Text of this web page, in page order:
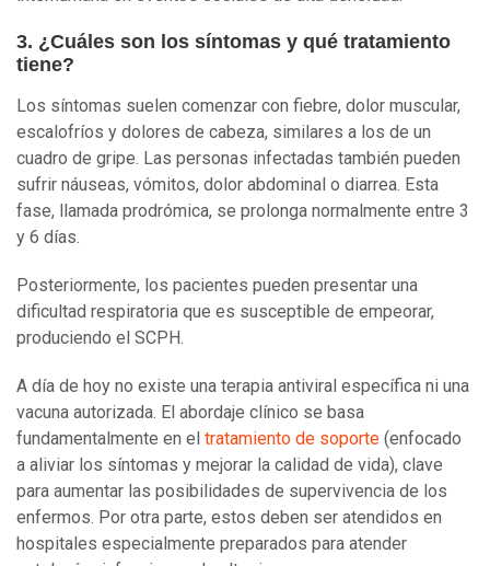
3. ¿Cuáles son los síntomas y qué tratamiento
tiene?
Los síntomas suelen comenzar con fiebre, dolor muscular,
escalofríos y dolores de cabeza, similares a los de un
cuadro de gripe. Las personas infectadas también pueden
sufrir náuseas, vómitos, dolor abdominal o diarrea. Esta
fase, llamada prodrómica, se prolonga normalmente entre 3
y 6 días.
Posteriormente, los pacientes pueden presentar una
dificultad respiratoria que es susceptible de empeorar,
produciendo el SCPH.
A día de hoy no existe una terapia antiviral específica ni una
vacuna autorizada. El abordaje clínico se basa
fundamentalmente en el tratamiento de soporte (enfocado
a aliviar los síntomas y mejorar la calidad de vida), clave
para aumentar las posibilidades de supervivencia de los
enfermos. Por otra parte, estos deben ser atendidos en
hospitales especialmente preparados para atender